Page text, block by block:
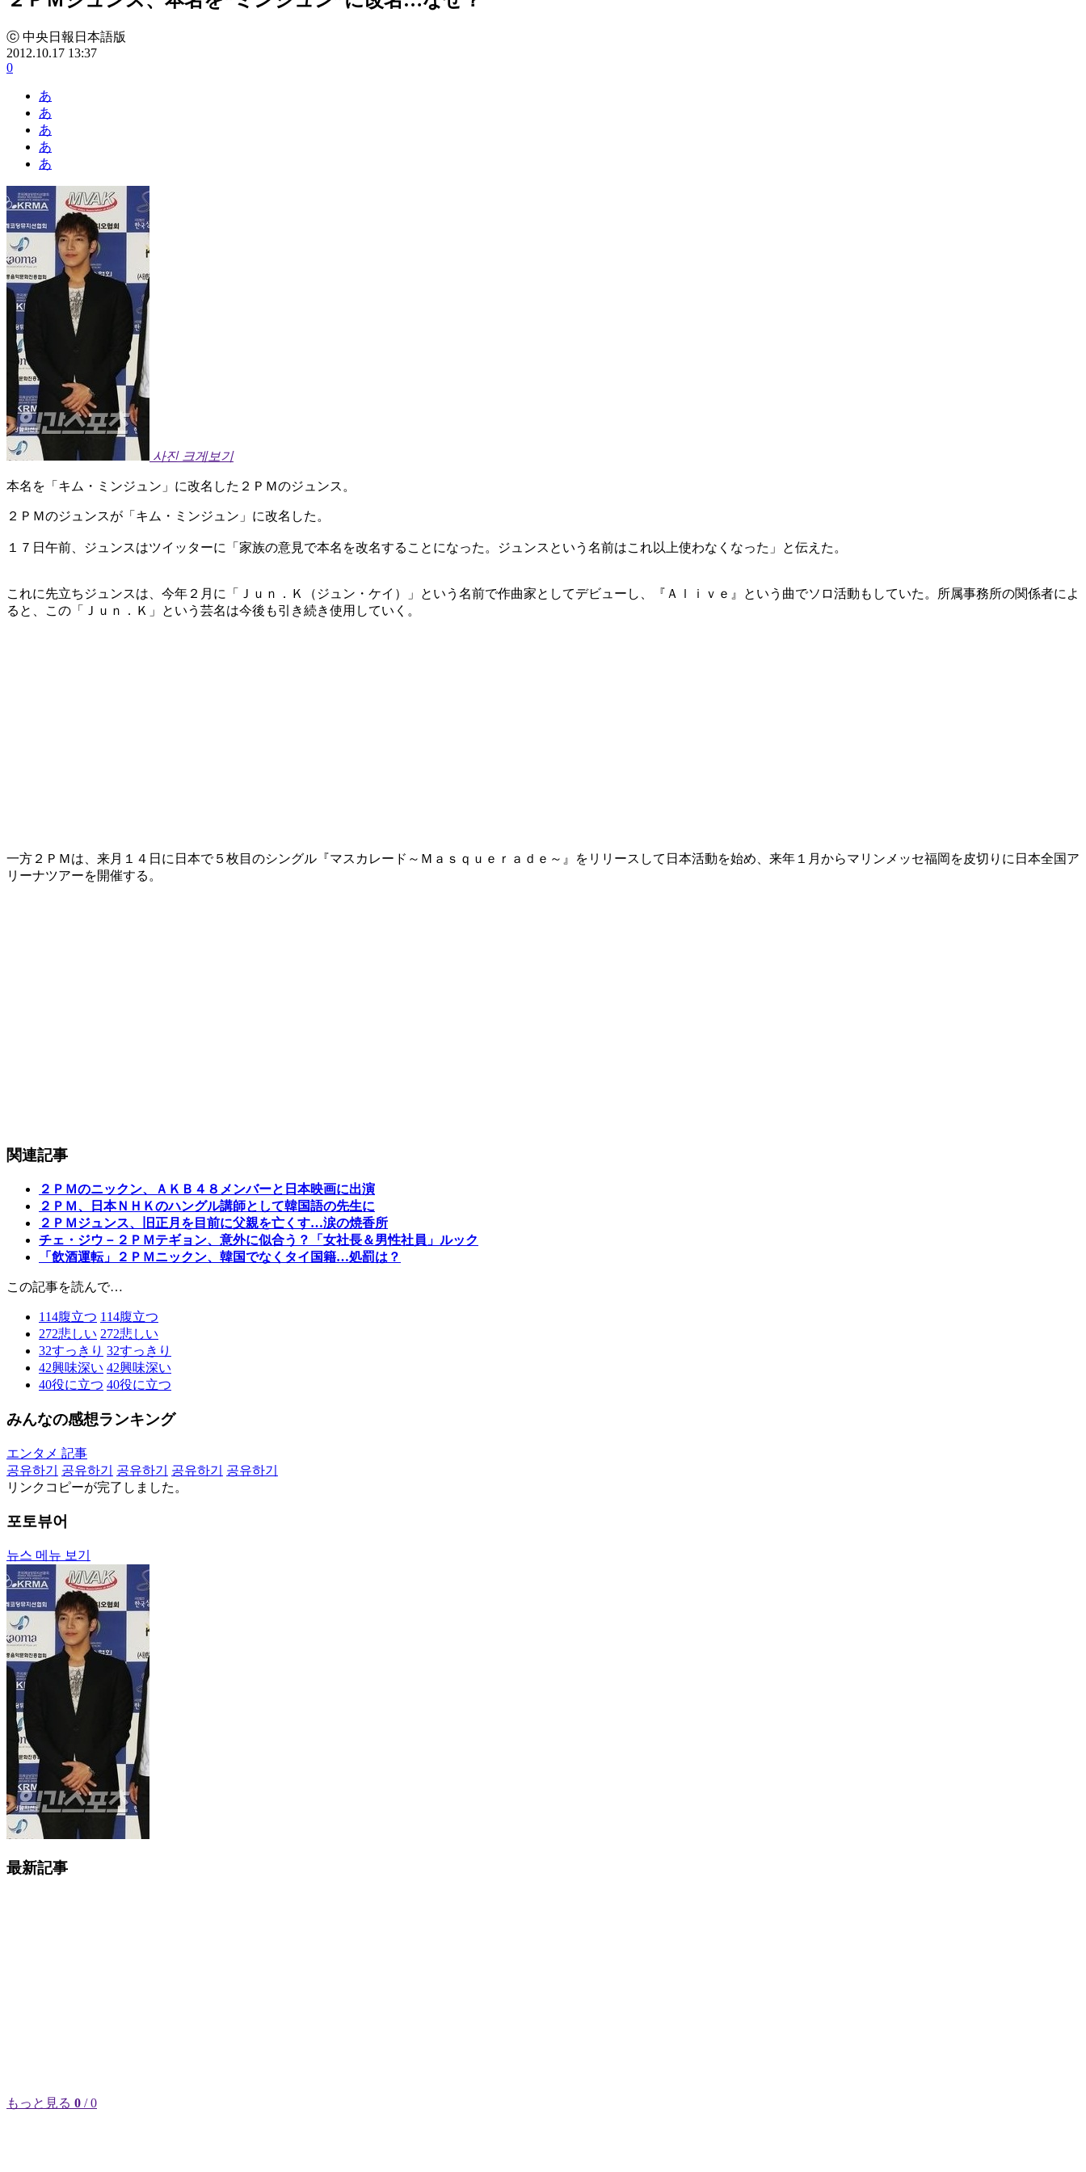
ⓒ 中央日報日本語版
2012.10.17 13:37
0
あ
あ
あ
あ
あ
사진 크게보기
本名を「キム・ミンジュン」に改名した２ＰＭのジュンス。
２ＰＭのジュンスが「キム・ミンジュン」に改名した。
１７日午前、ジュンスはツイッターに「家族の意見で本名を改名することになった。ジュンスという名前はこれ以上使わなくなった」と伝えた。
これに先立ちジュンスは、今年２月に「Ｊｕｎ．Ｋ（ジュン・ケイ）」という名前で作曲家としてデビューし、『Ａｌｉｖｅ』という曲でソロ活動もしていた。所属事務所の関係者によ
ると、この「Ｊｕｎ．Ｋ」という芸名は今後も引き続き使用していく。
一方２ＰＭは、来月１４日に日本で５枚目のシングル『マスカレード～Ｍａｓｑｕｅｒａｄｅ～』をリリースして日本活動を始め、来年１月からマリンメッセ福岡を皮切りに日本全国ア
リーナツアーを開催する。
関連記事
２ＰＭのニックン、ＡＫＢ４８メンバーと日本映画に出演
２ＰＭ、日本ＮＨＫのハングル講師として韓国語の先生に
２ＰＭジュンス、旧正月を目前に父親を亡くす…涙の焼香所
チェ・ジウ－２ＰＭテギョン、意外に似合う？「女社長＆男性社員」ルック
「飲酒運転」２ＰＭニックン、韓国でなくタイ国籍…処罰は？
この記事を読んで…
114腹立つ 114腹立つ
272悲しい 272悲しい
32すっきり 32すっきり
42興味深い 42興味深い
40役に立つ 40役に立つ
みんなの感想ランキング
エンタメ 記事
공유하기
공유하기 공유하기 공유하기
공유하기
リンクコピーが完了しました。
포토뷰어
뉴스 메뉴 보기
最新記事
もっと見る 0 / 0